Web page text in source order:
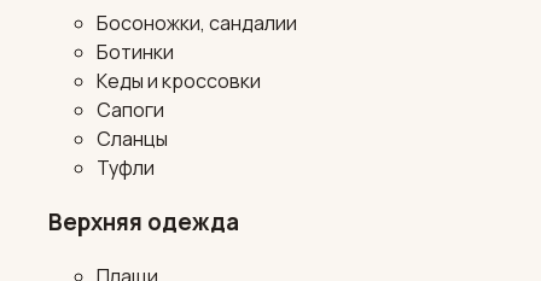
Босоножки, сандалии
Ботинки
Кеды и кроссовки
Сапоги
Сланцы
Туфли
Верхняя одежда
Плащи